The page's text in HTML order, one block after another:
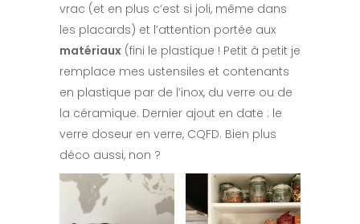
vrac (et en plus c’est si joli, même dans
les placards) et l’attention portée aux
matériaux (fini le plastique ! Petit à petit je
remplace mes ustensiles et contenants
en plastique par de l’inox, du verre ou de
la céramique. Dernier ajout en date : le
verre doseur en verre, CQFD. Bien plus
déco aussi, non ?